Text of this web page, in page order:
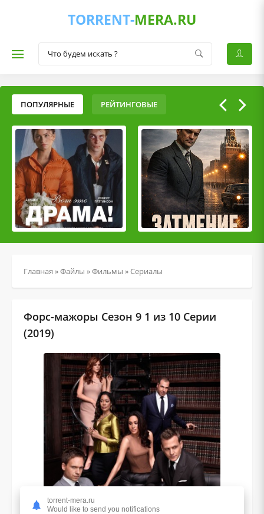
TORRENT-MERA.RU
ПОПУЛЯРНЫЕ РЕЙТИНГОВЫЕ
Главная »Файлы »Фильмы »Сериалы
Форс-мажоры Сезон 9 1 из 10 Серии
(2019)
torrent-mera.ru
Would like to send you notifications